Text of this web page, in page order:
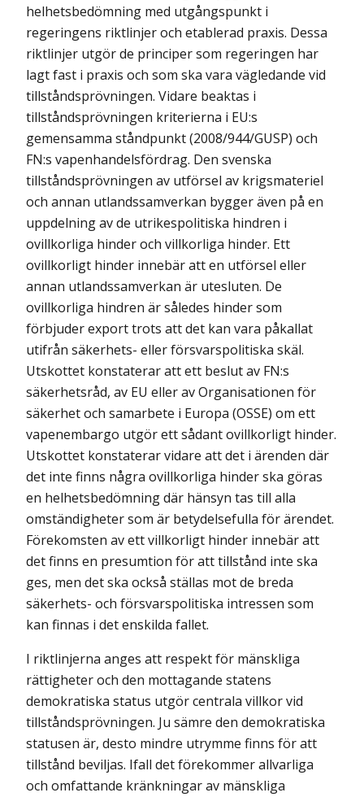
helhetsbedömning med utgångspunkt i
regeringens riktlinjer och etablerad praxis. Dessa
riktlinjer utgör de principer som regeringen har
lagt fast i praxis och som ska vara vägledande vid
tillståndsprövningen. Vidare beaktas i
tillståndsprövningen kriterierna i EU:s
gemensamma ståndpunkt (2008/944/GUSP) och
FN:s vapenhandelsfördrag. Den svenska
tillståndsprövningen av utförsel av krigsmateriel
och annan utlandssamverkan bygger även på en
uppdelning av de utrikespolitiska hindren i
ovillkorliga hinder och villkorliga hinder. Ett
ovillkorligt hinder innebär att en utförsel eller
annan utlandssamverkan är utesluten. De
ovillkorliga hindren är således hinder som
förbjuder export trots att det kan vara påkallat
utifrån säkerhets- eller försvarspolitiska skäl.
Utskottet konstaterar att ett beslut av FN:s
säkerhetsråd, av EU eller av Organisationen för
säkerhet och samarbete i Europa (OSSE) om ett
vapenembargo utgör ett sådant ovillkorligt hinder.
Utskottet konstaterar vidare att det i ärenden där
det inte finns några ovillkorliga hinder ska göras
en helhetsbedömning där hänsyn tas till alla
omständigheter som är betydelsefulla för ärendet.
Förekomsten av ett villkorligt hinder innebär att
det finns en presumtion för att tillstånd inte ska
ges, men det ska också ställas mot de breda
säkerhets- och försvarspolitiska intressen som
kan finnas i det enskilda fallet.
I riktlinjerna anges att respekt för mänskliga
rättigheter och den mottagande statens
demokratiska status utgör centrala villkor vid
tillståndsprövningen. Ju sämre den demokratiska
statusen är, desto mindre utrymme finns för att
tillstånd beviljas. Ifall det förekommer allvarliga
och omfattande kränkningar av mänskliga